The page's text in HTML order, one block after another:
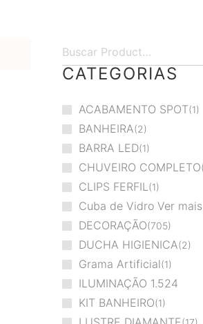
CATEGORIAS
ACABAMENTO SPOT 1
BANHEIRA 2
BARRA LED 1
CHUVEIRO COMPLETO
CLIPS FERFIL 1
Cuba de Vidro Ver mais
DECORAÇÃO 705
DUCHA HIGIENICA 2
Grama Artificial 1
ILUMINAÇÃO 1.524
KIT BANHEIRO 1